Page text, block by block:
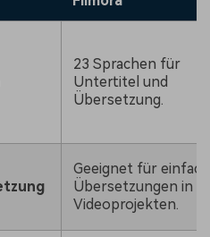
23 Sprachen für
Untertitel und
Übersetzung.
Geeignet für
Übersetzungen in
Videoprojekten.